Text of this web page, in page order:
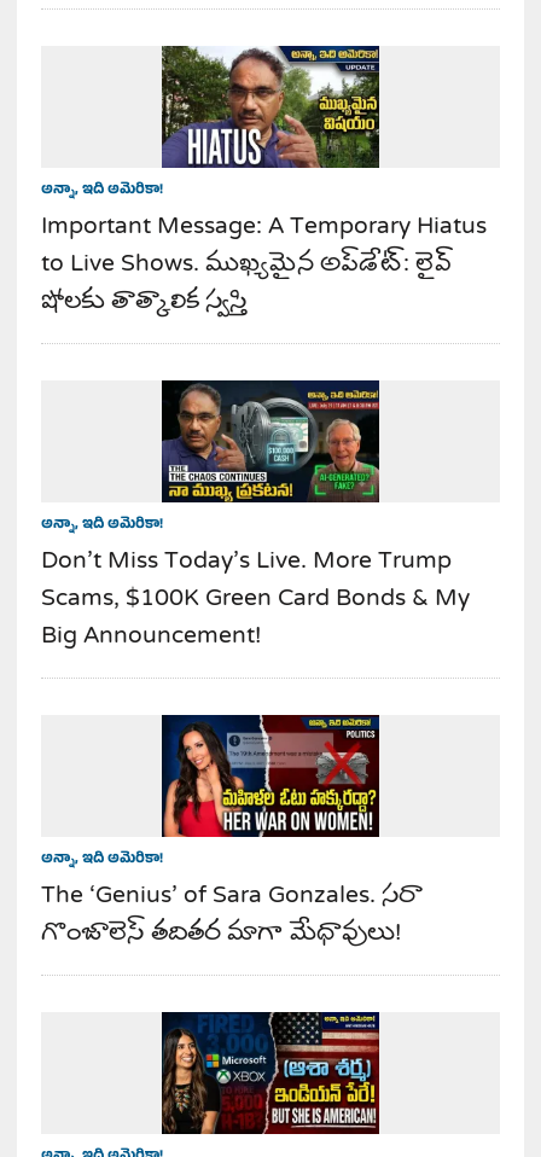
అన్నా, ఇది అమెరికా!
Important Message: A Temporary Hiatus
to Live Shows. ముఖ్యమైన అప్‌డేట్: లైవ్
షోలకు తాత్కాలిక స్వస్తి
అన్నా, ఇది అమెరికా!
Don’t Miss Today’s Live. More Trump
Scams, $100K Green Card Bonds & My
Big Announcement!
అన్నా, ఇది అమెరికా!
The ‘Genius’ of Sara Gonzales. సరా
గొంజాలెస్ తదితర మాగా మేధావులు!